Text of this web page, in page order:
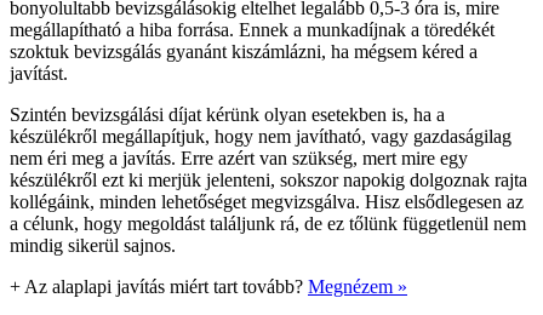
bonyolultabb bevizsgálásokig eltelhet legalább 0,5-3 óra is, mire
megállapítható a hiba forrása. Ennek a munkadíjnak a töredékét
szoktuk bevizsgálás gyanánt kiszámlázni, ha mégsem kéred a
javítást.
Szintén bevizsgálási díjat kérünk olyan esetekben is, ha a
készülékről megállapítjuk, hogy nem javítható, vagy gazdaságilag
nem éri meg a javítás. Erre azért van szükség, mert mire egy
készülékről ezt ki merjük jelenteni, sokszor napokig dolgoznak rajta
kollégáink, minden lehetőséget megvizsgálva. Hisz elsődlegesen az
a célunk, hogy megoldást találjunk rá, de ez tőlünk függetlenül nem
mindig sikerül sajnos.
+ Az alaplapi javítás miért tart tovább? Megnézem »